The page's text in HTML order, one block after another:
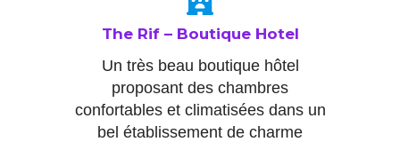
The Rif – Boutique Hotel
Un très beau boutique hôtel
proposant des chambres
confortables et climatisées dans un
bel établissement de charme